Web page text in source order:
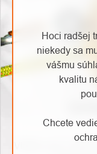
Hoci radšej
niekedy sa
vášmu
kvalitu
Chcete
Vložte svoj e-mail